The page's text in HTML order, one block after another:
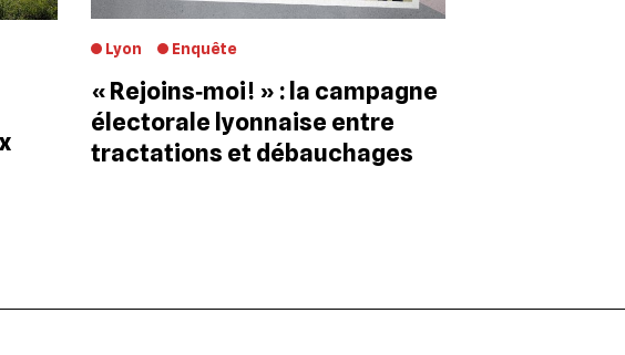
Lyon Enquête
« Rejoins‐moi ! » : la campagne
électorale lyonnaise entre
tractations et débauchages